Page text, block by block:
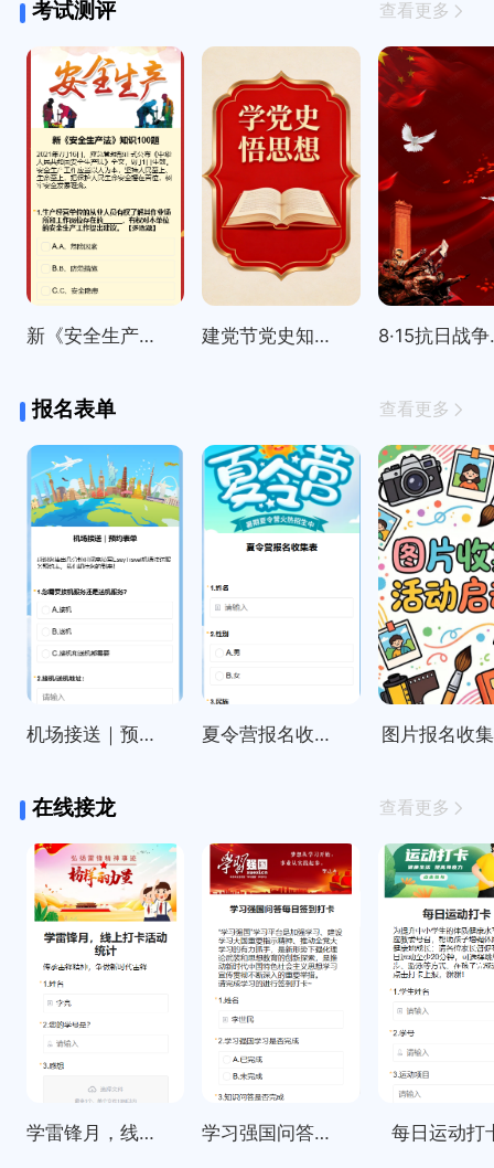
考试测评 查看更多
新《安全生产法》知识100题 建党节党史知识精选100题 8·15
报名表单 查看更多
机场接送｜预约表单 夏令营报名收集表 图片报名收
在线接龙 查看更多
学雷锋月，线上打卡活动统计 学习强国问答每日签到打卡 每日运动打